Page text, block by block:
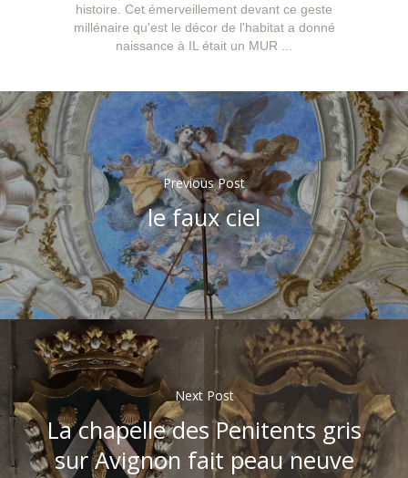
histoire. Cet émerveillement devant ce geste
millénaire qu'est le décor de l'habitat a donné
naissance à IL était un MUR ...
Previous Post
le faux ciel
Next Post
La chapelle des Penitents gris
sur Avignon fait peau neuve